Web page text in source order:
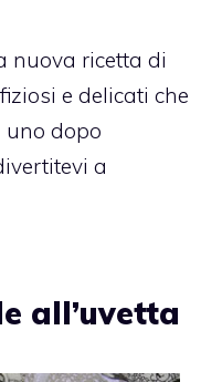
nuova ricetta di
e delicati che
dopo
a
all’uvetta